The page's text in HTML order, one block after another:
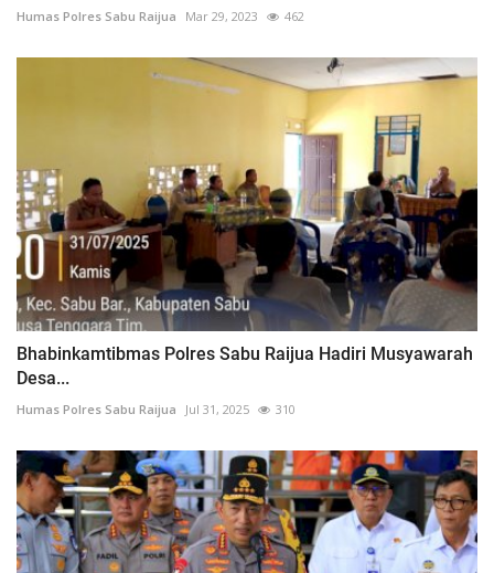
Humas Polres Sabu Raijua Mar 29, 2023 462
Bhabinkamtibmas Polres Sabu Raijua Hadiri Musyawarah
Desa...
Humas Polres Sabu Raijua Jul 31, 2025 310